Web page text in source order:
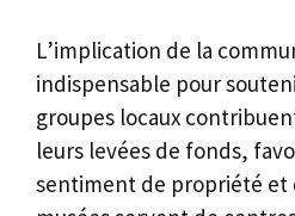
L’implication de la
indispensable pour
groupes locaux
leurs levées de fonds,
sentiment de propriété et